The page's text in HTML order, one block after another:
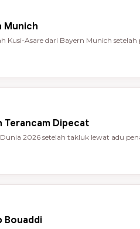
Munich
Asare dari Bayern Munich setelah
Terancam Dipecat
2026 setelah takluk lewat adu
Bouaddi